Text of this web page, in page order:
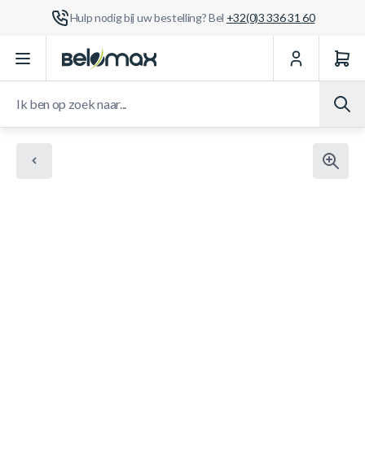
Hulp nodig bij uw bestelling? Bel +32(0)3 336 31 60
Ga naar de inhoud